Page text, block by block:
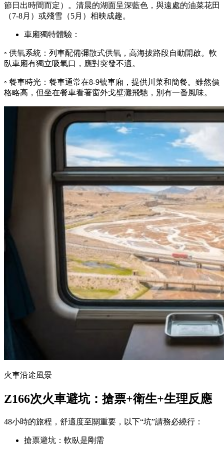
節日出時間而定）。清晨的湖面呈深藍色，與遠處的油菜花田
（7-8月）或殘雪（5月）相映成趣。
車廂獨特體驗：
◦ 供氧系統：列車配備彌散式供氧，高海拔路段自動開啟。軟
臥車廂有獨立吸氧口，應對突發不適。
◦ 餐車時光：餐車通常在8-9號車廂，提供川菜和簡餐。雖然價
格略高，但坐在餐車看著窗外戈壁灘飛馳，別有一番風味。
火車沿途風景
Z166次火車避坑：搶票+衛生+生理反應
48小時的旅程，舒適度至關重要，以下“坑”請務必繞行：
搶票避坑：軟臥是剛需